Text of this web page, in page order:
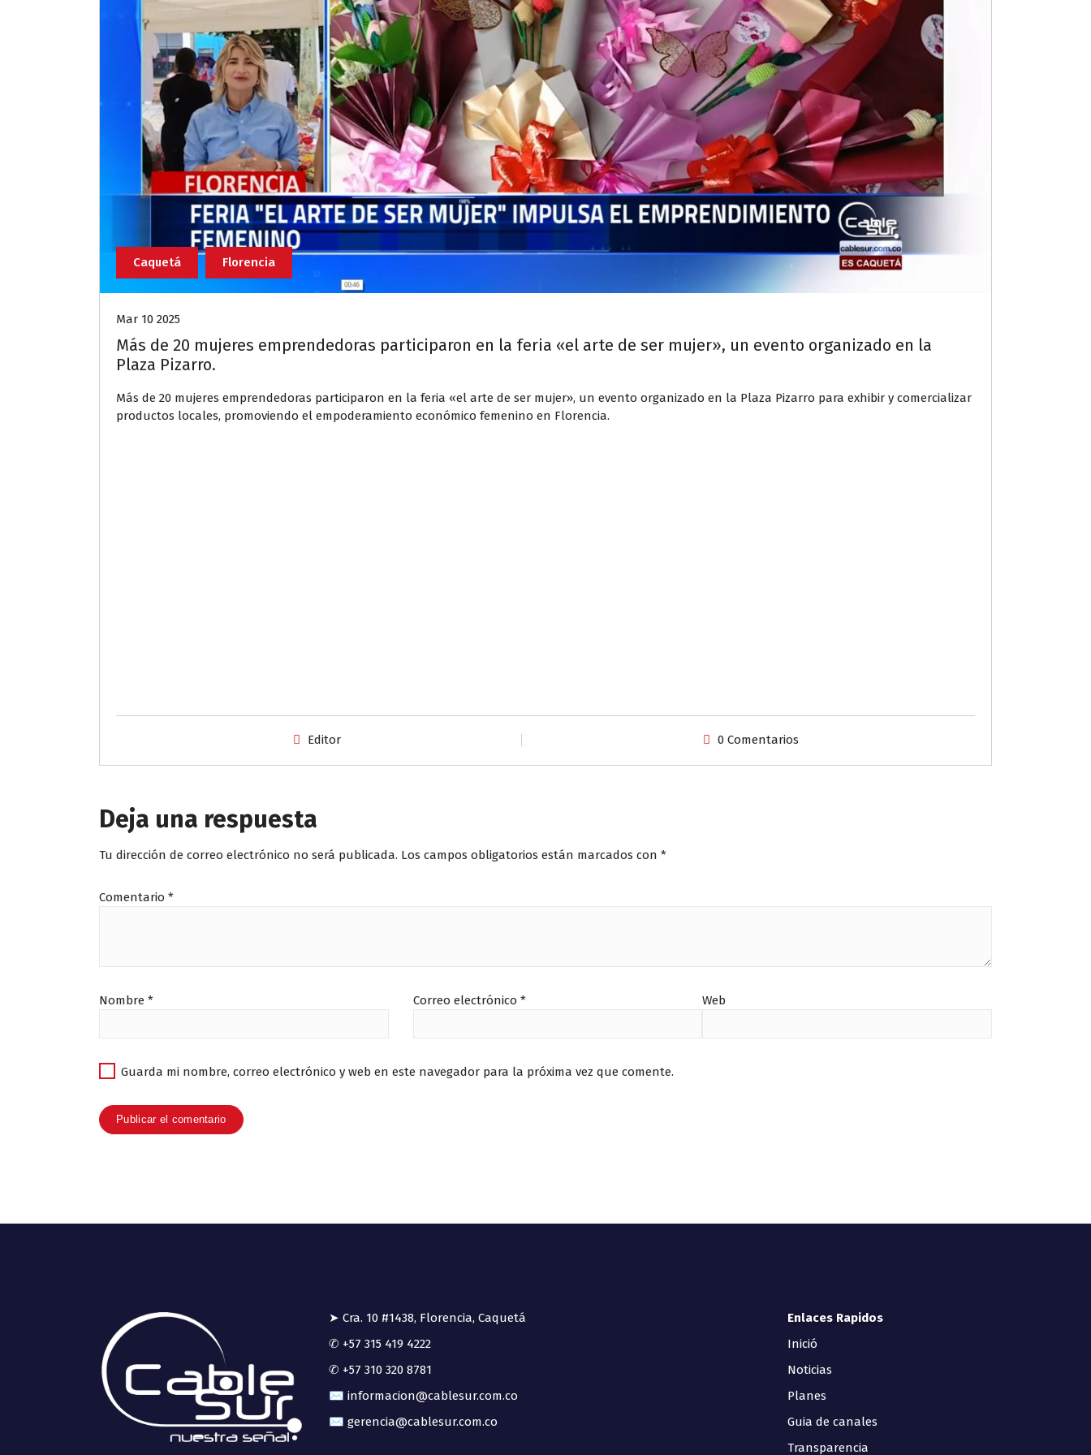
Caquetá Florencia
Mar 10 2025
Más de 20 mujeres emprendedoras participaron en la feria «el arte de ser mujer», un evento organizado en la
Plaza Pizarro.
Más de 20 mujeres emprendedoras participaron en la feria «el arte de ser mujer», un evento organizado en la Plaza Pizarro para exhibir y comercializar
productos locales, promoviendo el empoderamiento económico femenino en Florencia.
Editor 0 Comentarios
Deja una respuesta
Tu dirección de correo electrónico no será publicada. Los campos obligatorios están marcados con *
Comentario *
Nombre * Correo electrónico * Web
Guarda mi nombre, correo electrónico y web en este navegador para la próxima vez que comente.
➤ Cra. 10 #1438, Florencia, Caquetá
✆ +57 315 419 4222
✆ +57 310 320 8781
✉ informacion@cablesur.com.co
✉ gerencia@cablesur.com.co
Enlaces Rapidos
Inició
Noticias
Planes
Guia de canales
Transparencia